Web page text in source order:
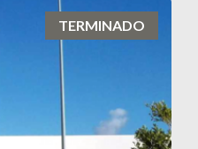
TERMINADO